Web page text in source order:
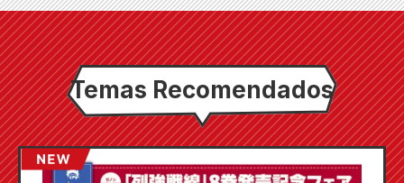
Temas Recomendados